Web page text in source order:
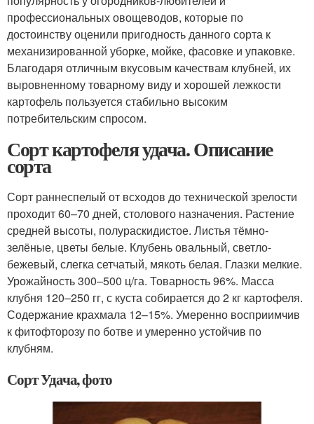
профессиональных овощеводов, которые по
достоинству оценили пригодность данного сорта к
механизированной уборке, мойке, фасовке и упаковке.
Благодаря отличным вкусовым качествам клубней, их
выровненному товарному виду и хорошей лежкости
картофель пользуется стабильно высоким
потребительским спросом.
Сорт картофеля удача. Описание
сорта
Сорт раннеспелый от всходов до технической зрелости
проходит 60–70 дней, столового назначения. Растение
средней высоты, полураскидистое. Листья тёмно-
зелёные, цветы белые. Клубень овальный, светло-
бежевый, слегка сетчатый, мякоть белая. Глазки мелкие.
Урожайность 300–500 ц/га. Товарность 96%. Масса
клубня 120–250 гг, с куста собирается до 2 кг картофеля.
Содержание крахмала 12–15%. Умеренно восприимчив
к фитофторозу по ботве и умеренно устойчив по
клубням.
Сорт Удача, фото